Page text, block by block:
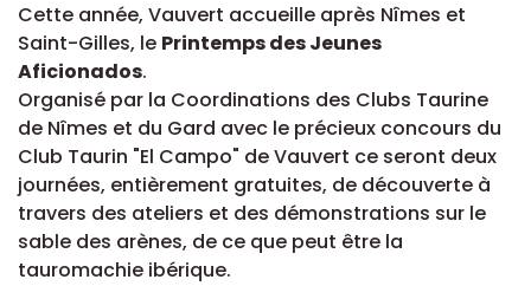
Cette année, Vauvert accueille après Nîmes et
Saint-Gilles, le Printemps des Jeunes
Aficionados.
Organisé par la Coordinations des Clubs Taurine
de Nîmes et du Gard avec le précieux concours du
Club Taurin "El Campo" de Vauvert ce seront deux
journées, entièrement gratuites, de découverte à
travers des ateliers et des démonstrations sur le
sable des arènes, de ce que peut être la
tauromachie ibérique.